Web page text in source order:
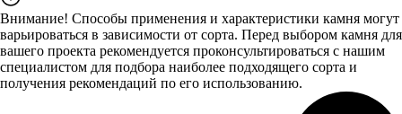
Внимание! Способы применения и характеристики камня могут
варьироваться в зависимости от сорта. Перед выбором камня для
вашего проекта рекомендуется проконсультироваться с нашим
специалистом для подбора наиболее подходящего сорта и
получения рекомендаций по его использованию.